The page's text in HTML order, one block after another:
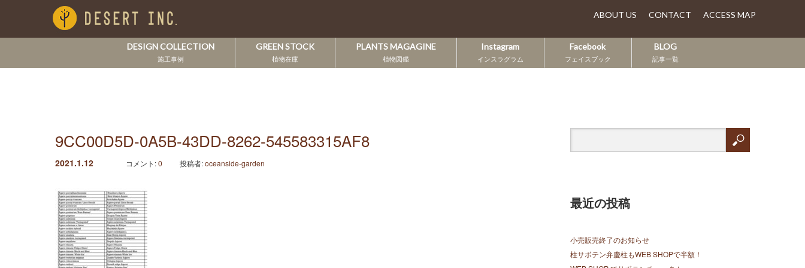
ABOUT US CONTACT ACCESS MAP
DESIGN COLLECTION
施工事例
GREEN STOCK
植物在庫
PLANTS MAGAGINE
植物図鑑
Instagram
インスラグラム
Facebook
フェイスブック
BLOG
記事一覧
9CC00D5D-0A5B-43DD-8262-545583315AF8
2021.1.12 コメント:0 投稿者:oceanside-garden
最近の投稿
小売販売終了のお知らせ
柱サボテン弁慶柱もWEB SHOPで半額！